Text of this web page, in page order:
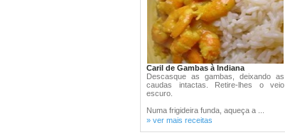
Caril de Gambas à Indiana
Descasque as gambas, deixando as
caudas intactas. Retire-lhes o veio
escuro.
Numa frigideira funda, aqueça a ...
» ver mais receitas